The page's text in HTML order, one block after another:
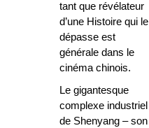
tant que révélateur
d’une Histoire qui le
dépasse est
générale dans le
cinéma chinois.
Le gigantesque
complexe industriel
de Shenyang – son